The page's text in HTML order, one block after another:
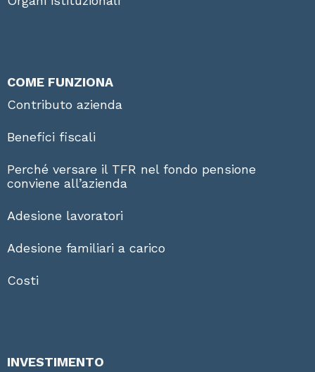
COME FUNZIONA
Contributo azienda
Benefici fiscali
Perché versare il TFR nel fondo pensione
conviene all’azienda
Adesione lavoratori
Adesione familiari a carico
Costi
INVESTIMENTO